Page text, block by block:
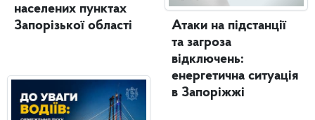
населених пунктах
Запорізької області
Атаки на підстанції
та загроза
відключень:
енергетична ситуація
в Запоріжжі